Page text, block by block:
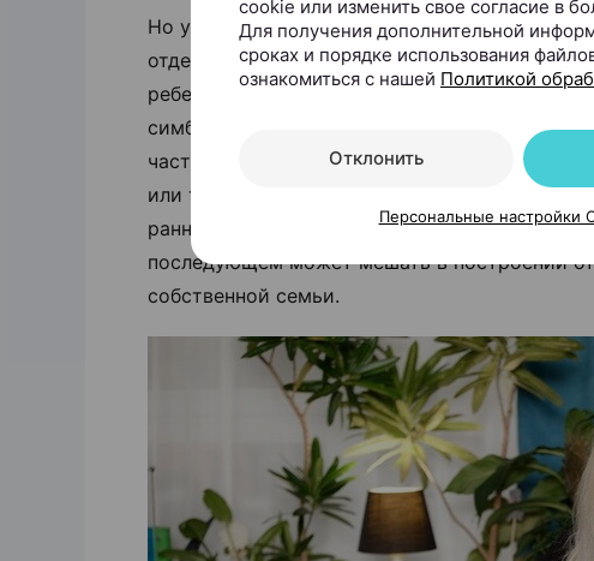
Но у каждого из нас свой жизненный
отделение не дает гарантии отделения
ребенком и родителем может быть
симбиотические отношения практически
часто данный аспект проявляется в
или только папа. Тесные эмоциональные
ранних этапах развития ребенка, но
последующем может мешать в построении
собственной семьи.
cookie или изменить свое согласие в
Для получения дополнительной
сроках и порядке использования
ознакомиться с нашей Политикой
Отклонить
Персональные настройки